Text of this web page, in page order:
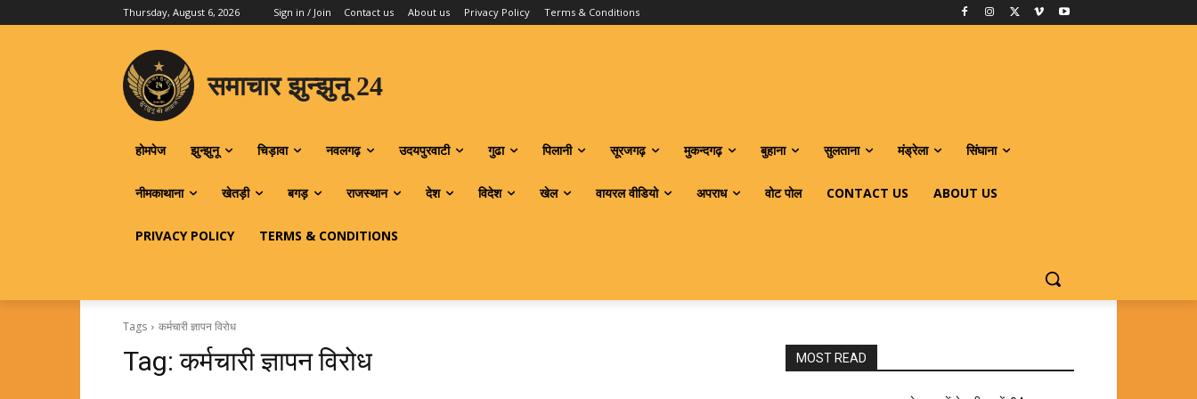
Thursday, August 6, 2026 Sign in / Join Contact us About us Privacy Policy Terms & Conditions
समाचार झुन्झुनू 24
होमपेज झुन्झुनू चिड़ावा नवलगढ़ उदयपुरवाटी गुढा पिलानी सूरजगढ़ मुकन्दगढ़ बुहाना सुलताना मंड्रेला सिंघाना
नीमकाथाना खेतड़ी बगड़ राजस्थान देश विदेश खेल वायरल वीडियो अपराध वोट पोल CONTACT US ABOUT US
PRIVACY POLICY TERMS & CONDITIONS
Tags कर्मचारी ज्ञापन विरोध
Tag:कर्मचारी ज्ञापन विरोध MOST READ